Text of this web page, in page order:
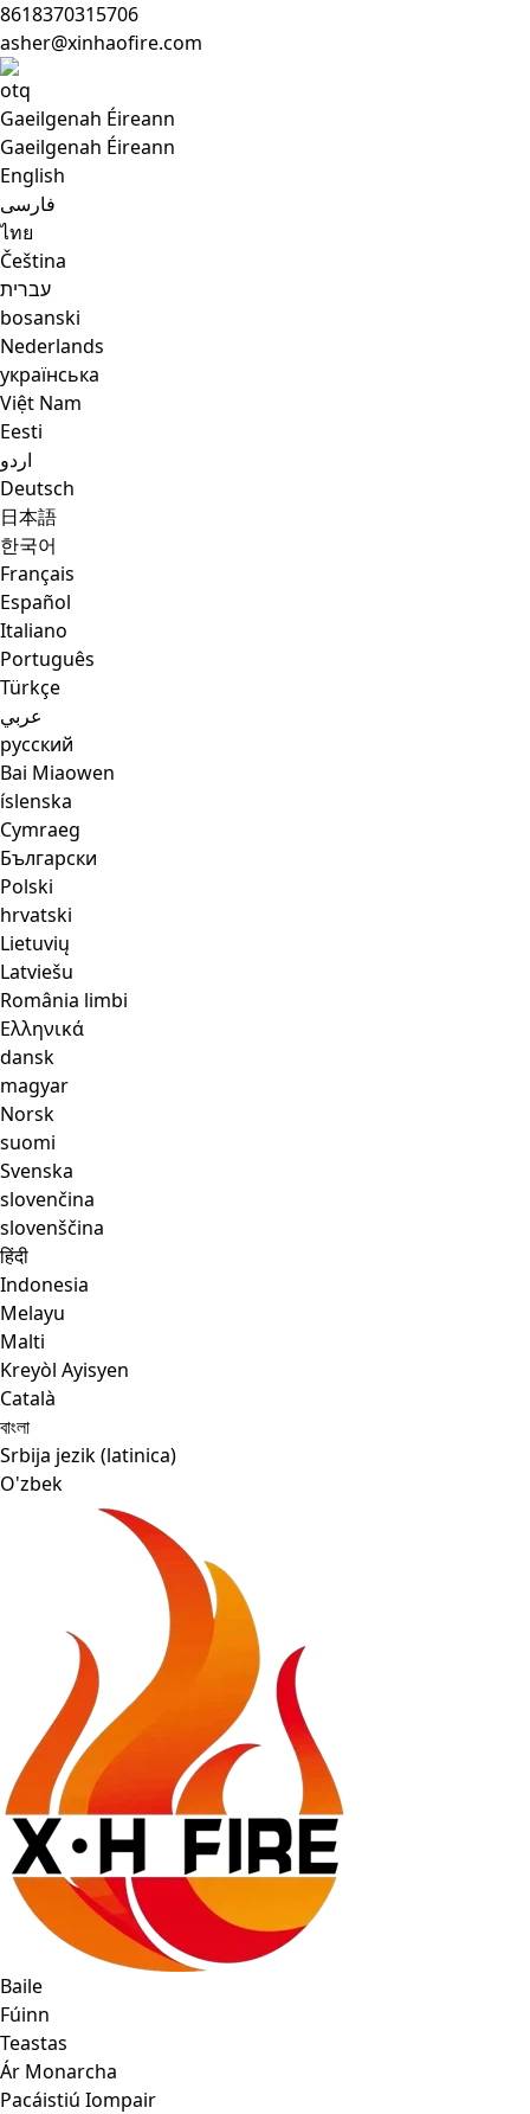
8618370315706
asher@xinhaofire.com
Gaeilgenah Éireann
Gaeilgenah Éireann
English
فارسی
ไทย
Čeština
עברית
bosanski
Nederlands
українська
Việt Nam
Eesti
اردو
Deutsch
日本語
한국어
Français
Español
Italiano
Português
Türkçe
عربي
русский
Bai Miaowen
íslenska
Cymraeg
Български
Polski
hrvatski
Lietuvių
Latviešu
România limbi
Ελληνικά
dansk
magyar
Norsk
suomi
Svenska
slovenčina
slovenščina
हिंदी
Indonesia
Melayu
Malti
Kreyòl Ayisyen
Català
বাংলা
Srbija jezik (latinica)
O'zbek
Baile
Fúinn
Teastas
Ár Monarcha
Pacáistiú Iompair